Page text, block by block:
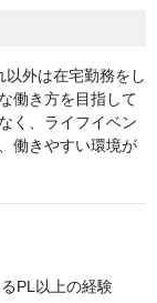
外は在宅勤務をし
働き方を目指して
く、ライフイベン
働きやすい環境が
PL以上の経験